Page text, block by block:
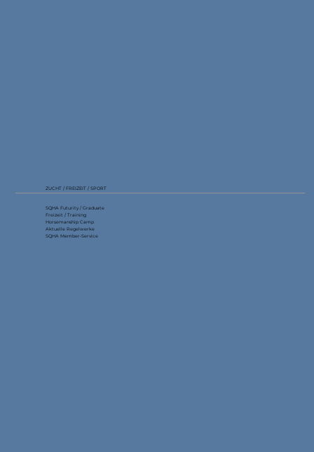
ZUCHT / FREIZEIT / SPORT
SQHA Futurity / Graduate
Freizeit / Training
Horsemanship Camp
Aktuelle Regelwerke
SQHA Member-Service